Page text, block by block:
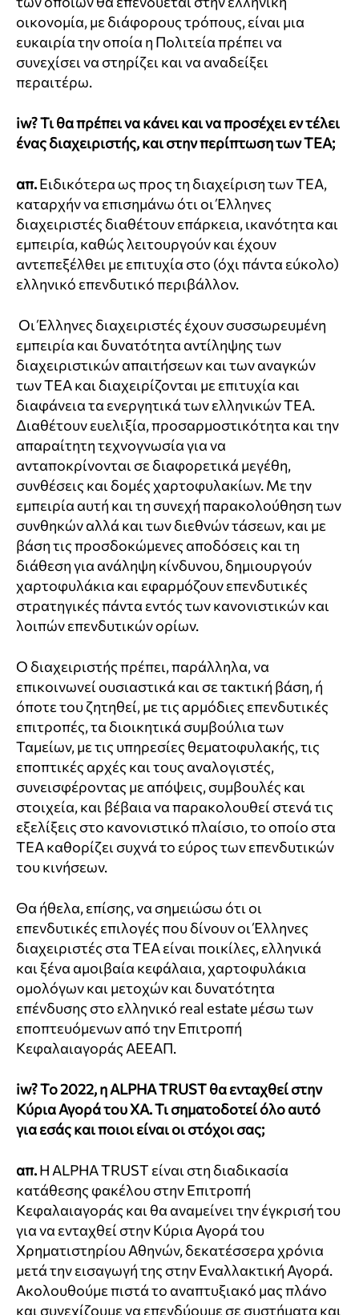
οικονομία, με διάφορους τρόπους, είναι μια
ευκαιρία την οποία η Πολιτεία πρέπει να
συνεχίσει να στηρίζει και να αναδείξει
περαιτέρω.
iw?Τι θα πρέπει να κάνει και να προσέχει εν τέλει
ένας διαχειριστής, και στην περίπτωση των ΤΕΑ;
απ.Ειδικότερα ως προς τη διαχείριση των ΤΕΑ,
καταρχήν να επισημάνω ότι οι Έλληνες
διαχειριστές διαθέτουν επάρκεια, ικανότητα και
εμπειρία, καθώς λειτουργούν και έχουν
αντεπεξέλθει με επιτυχία στο (όχι πάντα εύκολο)
ελληνικό επενδυτικό περιβάλλον.
Οι Έλληνες διαχειριστές έχουν συσσωρευμένη
εμπειρία και δυνατότητα αντίληψης των
διαχειριστικών απαιτήσεων και των αναγκών
των ΤΕΑ και διαχειρίζονται με επιτυχία και
διαφάνεια τα ενεργητικά των ελληνικών ΤΕΑ.
Διαθέτουν ευελιξία, προσαρμοστικότητα και την
απαραίτητη τεχνογνωσία για να
ανταποκρίνονται σε διαφορετικά μεγέθη,
συνθέσεις και δομές χαρτοφυλακίων. Με την
εμπειρία αυτή και τη συνεχή παρακολούθηση των
συνθηκών αλλά και των διεθνών τάσεων, και με
βάση τις προσδοκώμενες αποδόσεις και τη
διάθεση για ανάληψη κίνδυνου, δημιουργούν
χαρτοφυλάκια και εφαρμόζουν επενδυτικές
στρατηγικές πάντα εντός των κανονιστικών και
λοιπών επενδυτικών ορίων.
Ο διαχειριστής πρέπει, παράλληλα, να
επικοινωνεί ουσιαστικά και σε τακτική βάση, ή
όποτε του ζητηθεί, με τις αρμόδιες επενδυτικές
επιτροπές, τα διοικητικά συμβούλια των
Ταμείων, με τις υπηρεσίες θεματοφυλακής, τις
εποπτικές αρχές και τους αναλογιστές,
συνεισφέροντας με απόψεις, συμβουλές και
στοιχεία, και βέβαια να παρακολουθεί στενά τις
εξελίξεις στο κανονιστικό πλαίσιο, το οποίο στα
ΤΕΑ καθορίζει συχνά το εύρος των επενδυτικών
του κινήσεων.
Θα ήθελα, επίσης, να σημειώσω ότι οι
επενδυτικές επιλογές που δίνουν οι Έλληνες
διαχειριστές στα ΤΕΑ είναι ποικίλες, ελληνικά
και ξένα αμοιβαία κεφάλαια, χαρτοφυλάκια
ομολόγων και μετοχών και δυνατότητα
επένδυσης στο ελληνικό real estate μέσω των
εποπτευόμενων από την Επιτροπή
Κεφαλαιαγοράς ΑΕΕΑΠ.
iw?Το 2022, η ALPHA TRUST θα ενταχθεί στην
Κύρια Αγορά του ΧΑ. Τι σηματοδοτεί όλο αυτό
για εσάς και ποιοι είναι οι στόχοι σας;
απ.H ALPHA TRUST είναι στη διαδικασία
κατάθεσης φακέλου στην Επιτροπή
Κεφαλαιαγοράς και θα αναμείνει την έγκρισή του
για να ενταχθεί στην Κύρια Αγορά του
Χρηματιστηρίου Αθηνών, δεκατέσσερα χρόνια
μετά την εισαγωγή της στην Εναλλακτική Αγορά.
Ακολουθούμε πιστά το αναπτυξιακό μας πλάνο
και συνεχίζουμε να επενδύουμε σε συστήματα και